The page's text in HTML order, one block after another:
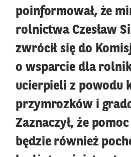
poinformował, że
rolnictwa Czesław
zwrócił się do
o wsparcie dla
ucierpieli z powodu
przymrozków i
Zaznaczył, że
będzie również